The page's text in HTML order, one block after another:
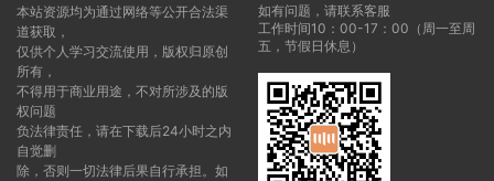
本站资源均为通过网络等公开合法渠
道获取，
仅供个人学习交流使用，版权归原创
所有，
不得用于商业用途，不对所涉及的版
权问题
负法律责任，请在下载后24小时之内
自觉删
除，否则一切法律后果自行承担。如
如有问题，请联系客服
工作时间10：00-17：00（周一至周
五，节假日休息）